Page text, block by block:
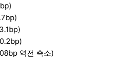
역전 축소)